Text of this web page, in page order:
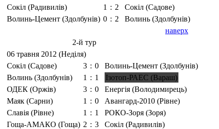
Сокіл (Радивилів)
1 : 2
Сокіл (Садове)
Волинь-Цемент (Здолбунів) 0 : 2
Волинь (Здолбунів)
наверх
2-й тур
06 травня 2012 (Неділя)
Сокіл (Садове)
3 : 0
Волинь-Цемент (Здолбунів)
Волинь (Здолбунів)
1 : 1
Ізотоп-РАЕС (Вараш)
ОДЕК (Оржів)
3 : 0
Енергія (Володимирець)
Маяк (Сарни)
1 : 0
Авангард-2010 (Рівне)
Славія (Рівне)
1 : 1
РОКО-Зоря (Зоря)
Гоща-АМАКО (Гоща) 2 : 3
Сокіл (Радивилів)